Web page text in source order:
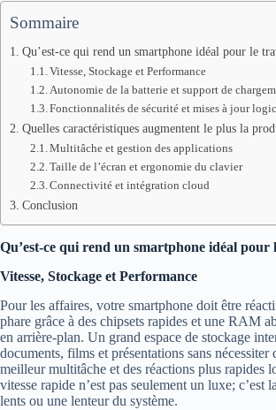
Sommaire
Qu’est-ce qui rend un smartphone idéal pour le
Vitesse, Stockage et Performance
Autonomie de la batterie et support de
Fonctionnalités de sécurité et mises à jour
Quelles caractéristiques augmentent le plus la
Multitâche et gestion des applications
Taille de l’écran et ergonomie du clavier
Connectivité et intégration cloud
Conclusion
Qu’est-ce qui rend un smartphone idéal pour
Vitesse, Stockage et Performance
Pour les affaires, votre smartphone doit être
phare grâce à des chipsets rapides et une RAM
en arrière-plan. Un grand espace de stockage
documents, films et présentations sans
meilleur multitâche et des réactions plus rapides
vitesse rapide n’est pas seulement un luxe;
lents ou une lenteur du système.